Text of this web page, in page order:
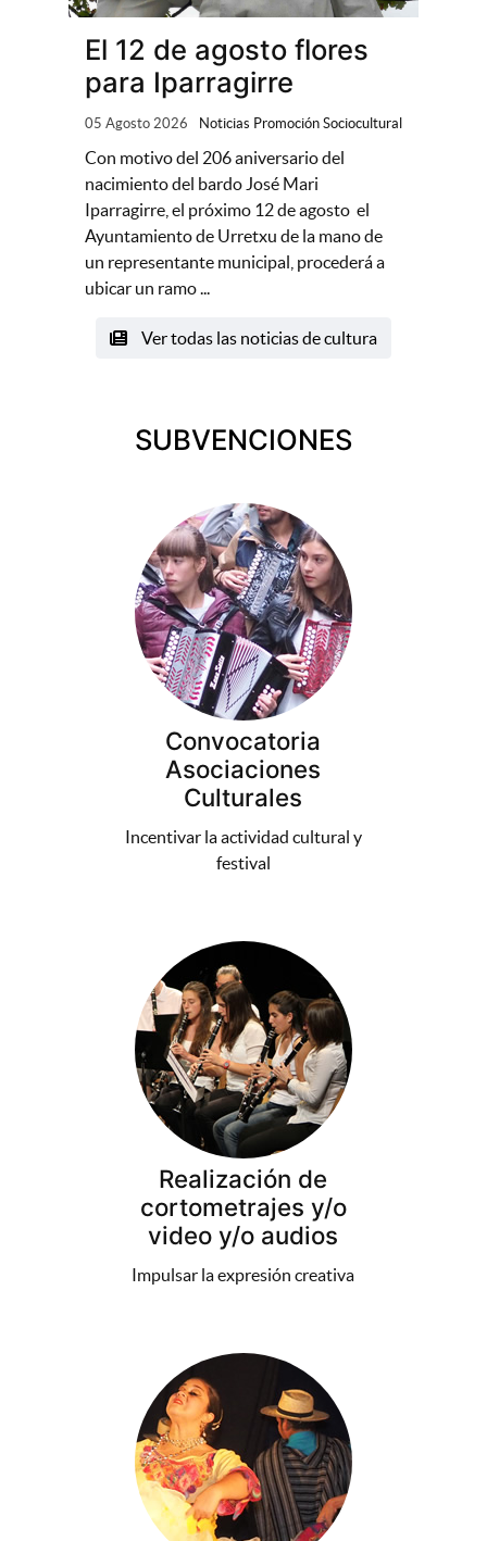
El 12 de agosto flores
para Iparragirre
05 Agosto 2026 Noticias Promoción Sociocultural
Con motivo del 206 aniversario del
nacimiento del bardo José Mari
Iparragirre, el próximo 12 de agosto el
Ayuntamiento de Urretxu de la mano de
un representante municipal, procederá a
ubicar un ramo ...
Ver todas las noticias de cultura
SUBVENCIONES
Convocatoria
Asociaciones
Culturales
Incentivar la actividad cultural y
festival
Realización de
cortometrajes y/o
video y/o audios
Impulsar la expresión creativa